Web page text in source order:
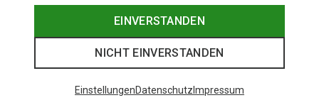
EINVERSTANDEN
NICHT EINVERSTANDEN
EinstellungenDatenschutz Impressum